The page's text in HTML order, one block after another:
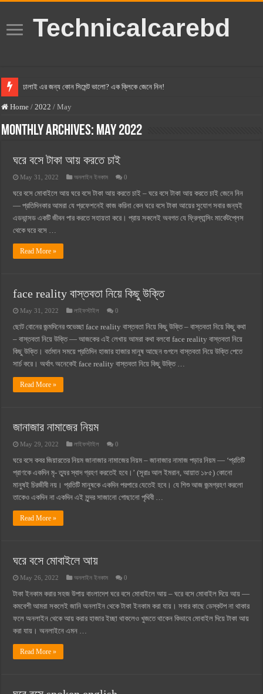
Technicalcarebd
ঢালাই এর জন্য কোন সিমেন্ট ভালো? এক ক্লিকে জেনে নিন!
বসুন্ধরা সিমেন্ট এর দাম ২০২৫
স্ক্যান সিমেন্ট এর দাম ২০২৫
সুপারক্রিট সিমেন্ট দাম ২০২৫
জুডিশিয়াল ম্যাজিস্ট্রেট কি? জুডিশিয়াল ম্যাজিস্ট্রেট এর সুযোগ সুবিধা
ওয়ালটন টিভি কিস্তিতে কেনার নিয়ম ২০২৫
জেনে নিন, বর্তমানে মোবাইল ঘড়ি দাম কত ২০২৫
Home / 2022 / May
Monthly Archives: May 2022
ঘরে বসে টাকা আয় করতে চাই
May 31, 2022 অনলাইন ইনকাম 0
ঘরে বসে মোবাইলে আয় ঘরে বসে টাকা আয় করতে চাই – ঘরে বসে টাকা আয় করতে চাই জেনে নিন
— প্রতিদিনকার আমরা যে প্রফেশনেই কাজ করিনা কেন ঘরে বসে টাকা আয়ের সুযোগ সবার জন্যই
এডভান্সড একটি জীবন পার করতে সহায়তা করে। প্রায় সকলেই অবগত যে ফ্রিল্যান্সিং মার্কেটপ্লেস
থেকে ঘরে বসে …
Read More »
face reality বাস্তবতা নিয়ে কিছু উক্তি
May 31, 2022 লাইফস্টাইল 0
ছোট বোনের জন্মদিনের শুভেচ্ছা face reality বাস্তবতা নিয়ে কিছু উক্তি – বাস্তবতা নিয়ে কিছু কথা
– বাস্তবতা নিয়ে উক্তি — আজকের এই লেখায় আমরা কথা বলবো face reality বাস্তবতা নিয়ে
কিছু উক্তি। বর্তমান সময়ে প্রতিদিন হাজার হাজার মানুষ আছেন গুগলে বাস্তবতা নিয়ে উক্তি পেতে
সার্চ করে। অর্থাৎ অনেকেই face reality বাস্তবতা নিয়ে কিছু উক্তি …
Read More »
জানাজার নামাজের নিয়ম
May 29, 2022 লাইফস্টাইল 0
ঘরে বসে কবর জিয়ারতের নিয়ম জানাজার নামাজের নিয়ম – জানাজার নামাজ পড়ার নিয়ম — ‘প্রতিটি
প্রাণকে একদিন মৃ- ত্যুর স্বাদ গ্রহণ করতেই হবে।’ (সূরাঃ আল ইমরান, আয়াত ১৮৫) কোনো
মানুষই চিরজীবী নয়। প্রতিটি মানুষকে একদিন পরপারে যেতেই হবে। যে শিশু আজ জন্মগ্রহণ করলো
তাকেও একদিন না একদিন এই সুন্দর সাজানো গোছানো পৃথিবী …
Read More »
ঘরে বসে মোবাইলে আয়
May 26, 2022 অনলাইন ইনকাম 0
টাকা ইনকাম করার সহজ উপায় বাংলাদেশ ঘরে বসে মোবাইলে আয় – ঘরে বসে মোবাইল দিয়ে আয় —
কমবেশী আমরা সকলেই জানি অনলাইন থেকে টাকা ইনকাম করা যায়। সবার কাছে ডেস্কটপ না থাকার
ফলে অনলাইন থেকে আয় করার হাজার ইচ্ছা থাকলেও খুজতে থাকেন কিভাবে মোবাইল দিয়ে টাকা আয়
করা যায়। অনলাইনে এমন …
Read More »